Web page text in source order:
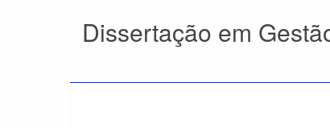
Dissertação em